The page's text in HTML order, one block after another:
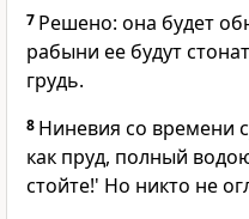
7 Решено: она будет
рабыни ее будут
грудь.
8 Ниневия со времени
как пруд, полный
стойте!' Но никто не